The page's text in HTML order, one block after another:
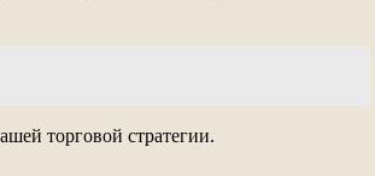
торговой стратегии.